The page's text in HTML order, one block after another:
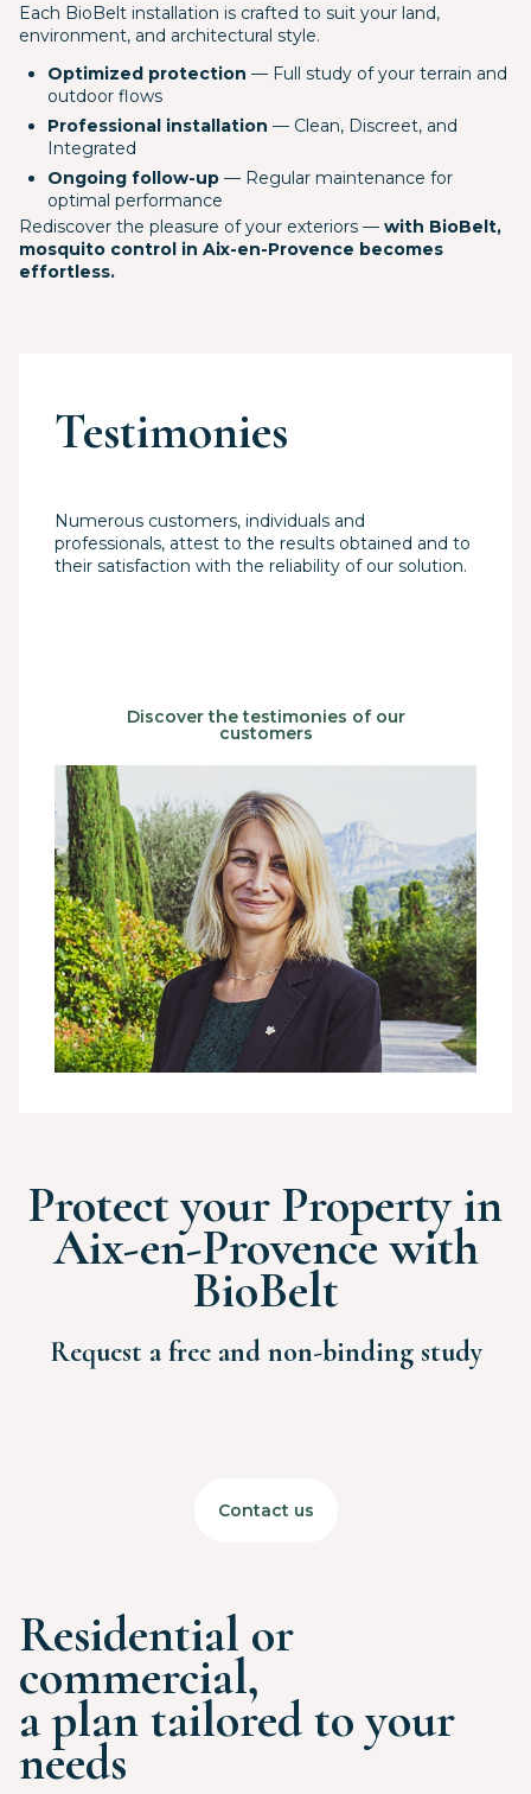
Each BioBelt installation is crafted to suit your land,
environment, and architectural style.
Optimized protection — Full study of your terrain and
outdoor flows
Professional installation — Clean, Discreet, and
Integrated
Ongoing follow-up — Regular maintenance for
optimal performance
Rediscover the pleasure of your exteriors — with BioBelt,
mosquito control in Aix-en-Provence becomes
effortless.
Testimonies
Numerous customers, individuals and
professionals, attest to the results obtained and to
their satisfaction with the reliability of our solution.
Discover the testimonies of our
customers
Protect your Property in
Aix-en-Provence with
BioBelt
Request a free and non-binding study
Contact us
Residential or
commercial,
a plan tailored to your
needs